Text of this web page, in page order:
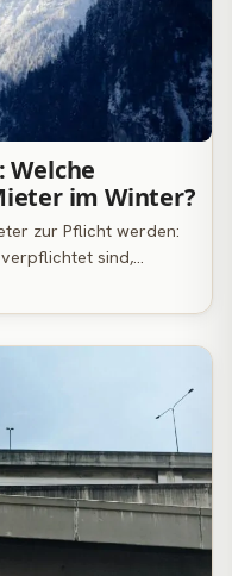
im Winter?
zur Pflicht werden:
verpflichtet sind,…